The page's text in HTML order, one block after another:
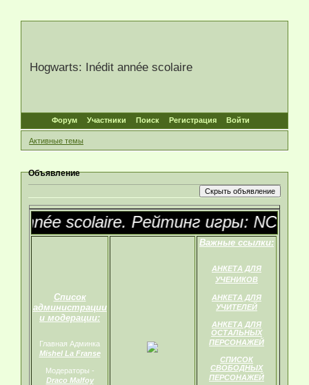
Hogwarts: Inédit année scolaire
Форум Участники Поиск Регистрация Войти
Активные темы
Объявление
scolaire. Рейтинг игры: NC-17
Список
администрации
и модерации:
Главная Админка
Mishel La Franse
Модераторы -
Draco Malfoy
Важные ссылки:
АНКЕТА ДЛЯ
УЧЕНИКОВ
АНКЕТА ДЛЯ
УЧИТЕЛЕЙ
АНКЕТА ДЛЯ
ОСТАЛЬНЫХ
ПЕРСОНАЖЕЙ
СПИСОК
СВОБОДНЫХ
ПЕРСОНАЖЕЙ